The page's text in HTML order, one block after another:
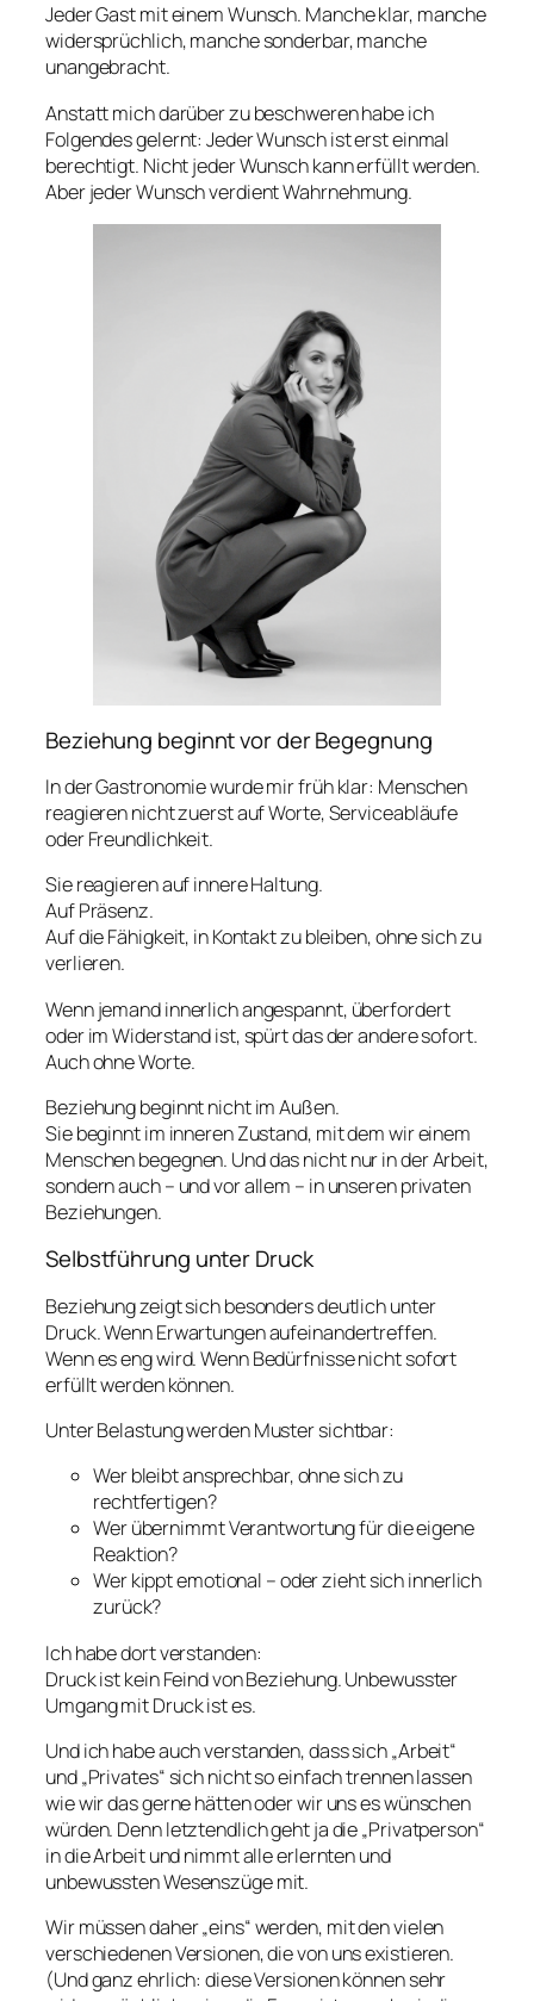
Jeder Gast mit einem Wunsch. Manche klar, manche
widersprüchlich, manche sonderbar, manche
unangebracht.
Anstatt mich darüber zu beschweren habe ich
Folgendes gelernt: Jeder Wunsch ist erst einmal
berechtigt. Nicht jeder Wunsch kann erfüllt werden.
Aber jeder Wunsch verdient Wahrnehmung.
Beziehung beginnt vor der Begegnung
In der Gastronomie wurde mir früh klar: Menschen
reagieren nicht zuerst auf Worte, Serviceabläufe
oder Freundlichkeit.
Sie reagieren auf innere Haltung.
Auf Präsenz.
Auf die Fähigkeit, in Kontakt zu bleiben, ohne sich zu
verlieren.
Wenn jemand innerlich angespannt, überfordert
oder im Widerstand ist, spürt das der andere sofort.
Auch ohne Worte.
Beziehung beginnt nicht im Außen.
Sie beginnt im inneren Zustand, mit dem wir einem
Menschen begegnen. Und das nicht nur in der Arbeit,
sondern auch – und vor allem – in unseren privaten
Beziehungen.
Selbstführung unter Druck
Beziehung zeigt sich besonders deutlich unter
Druck. Wenn Erwartungen aufeinandertreffen.
Wenn es eng wird. Wenn Bedürfnisse nicht sofort
erfüllt werden können.
Unter Belastung werden Muster sichtbar:
Wer bleibt ansprechbar, ohne sich zu
rechtfertigen?
Wer übernimmt Verantwortung für die eigene
Reaktion?
Wer kippt emotional – oder zieht sich innerlich
zurück?
Ich habe dort verstanden:
Druck ist kein Feind von Beziehung. Unbewusster
Umgang mit Druck ist es.
Und ich habe auch verstanden, dass sich „Arbeit“
und „Privates“ sich nicht so einfach trennen lassen
wie wir das gerne hätten oder wir uns es wünschen
würden. Denn letztendlich geht ja die „Privatperson“
in die Arbeit und nimmt alle erlernten und
unbewussten Wesenszüge mit.
Wir müssen daher „eins“ werden, mit den vielen
verschiedenen Versionen, die von uns existieren.
(Und ganz ehrlich: diese Versionen können sehr